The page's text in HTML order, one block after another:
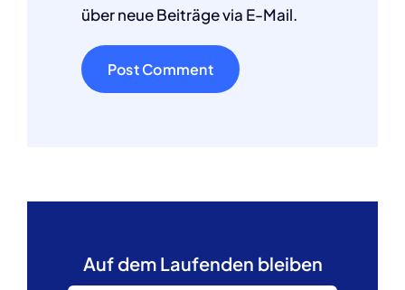
über neue Beiträge via E-Mail.
Auf dem Laufenden bleiben